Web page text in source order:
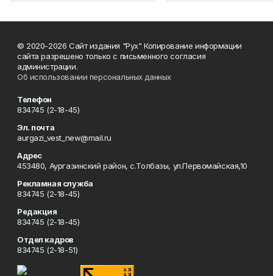
© 2020-2026 Сайт издания "Рух" Копирование информации
сайта разрешено только с письменного согласия
администрации.
Об использовании персональных данных
Телефон
834745 (2-18-45)
Эл. почта
aurgazi_vest_new@mail.ru
Адрес
453480, Аургазинский район, с.Толбазы, ул.Первомайская,10
Рекламная служба
834745 (2-18-45)
Редакция
834745 (2-18-45)
Отдел кадров
834745 (2-18-51)